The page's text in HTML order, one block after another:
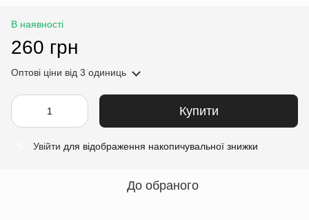
В наявності
260 грн
Оптові ціни від 3 одиниць
Купити
Увійти для відображення накопичувальної знижки
До обраного